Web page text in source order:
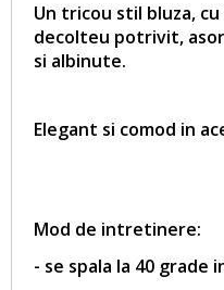
Un tricou stil bluza,
decolteu potrivit,
si albinute.
Elegant si comod in
Mod de intretinere:
- se spala la 40 grade